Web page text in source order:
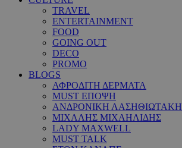
TRAVEL
ENTERTAINMENT
FOOD
GOING OUT
DECO
PROMO
BLOGS
ΑΦΡΟΔΙΤΗ ΔΕΡΜΑΤΑ
MUST ΕΠΟΨΗ
ΑΝΔΡΟΝΙΚΗ ΛΑΣΗΘΙΩΤΑΚΗ
ΜΙΧΑΛΗΣ ΜΙΧΑΗΛΙΔΗΣ
LADY MAXWELL
MUST TALK